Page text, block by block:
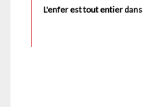
L'enfer est tout entier dans